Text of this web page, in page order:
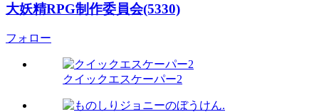
大妖精RPG制作委員会(5330)
フォロー
クイックエスケーパー2